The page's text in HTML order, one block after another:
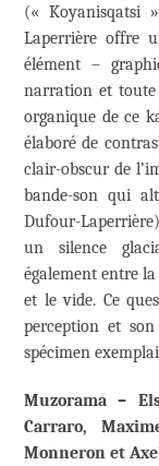
(« Koyanisqatsi
Laperrière offre
élément –
narration et toute
organique de ce
élaboré de
clair-obscur de
bande-son qui
Dufour-
un silence
également entre
et le vide. Ce
perception et
spécimen
Muzorama –
Carraro,
Monneron et